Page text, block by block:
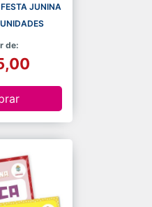
JUNINA
de: